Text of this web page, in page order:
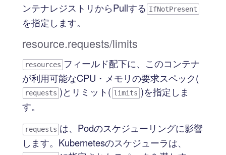
ンテナレジストリからPullする IfNotPresent
を指定します。
resource.requests/limits
resources フィールド配下に、このコンテナ
が利用可能なCPU・メモリの要求スペック(
requests )とリミット( limits )を指定しま
す。
requests は、Podのスケジューリングに影響
します。Kubernetesのスケジューラは、